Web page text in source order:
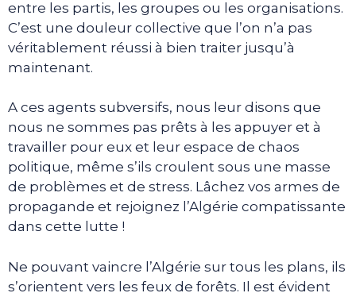
entre les partis, les groupes ou les organisations.
C’est une douleur collective que l’on n’a pas
véritablement réussi à bien traiter jusqu’à
maintenant.
A ces agents subversifs, nous leur disons que
nous ne sommes pas prêts à les appuyer et à
travailler pour eux et leur espace de chaos
politique, même s’ils croulent sous une masse
de problèmes et de stress. Lâchez vos armes de
propagande et rejoignez l’Algérie compatissante
dans cette lutte !
Ne pouvant vaincre l’Algérie sur tous les plans, ils
s’orientent vers les feux de forêts. Il est évident